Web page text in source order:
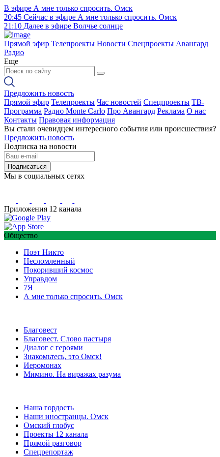
В эфире А мне только спросить. Омск
20:45 Сейчас в эфире А мне только спросить. Омск
21:10 Далее в эфире Волчье солнце
Прямой эфир Телепроекты Новости Спецпроекты Авангард
Радио
Еще
Предложить новость
Прямой эфир Телепроекты Час новостей Спецпроекты ТВ-
Программа Радио Monte Carlo Про Авангард Реклама О нас
Контакты Правовая информация
Вы стали очевидцем интересного события или происшествия?
Предложить новость
Подписка на новости
Подписаться
Мы в социальных сетях
Приложения 12 канала
Общество
Поэт Никто
Несломленный
Покоривший космос
Управдом
7Я
А мне только спросить. Омск
Благовест
Благовест. Слово пастыря
Диалог с героями
Знакомьтесь, это Омск!
Иеромонах
Мимино. На виражах разума
Наша гордость
Наши иностранцы. Омск
Омский глобус
Проекты 12 канала
Прямой разговор
Спецрепортаж